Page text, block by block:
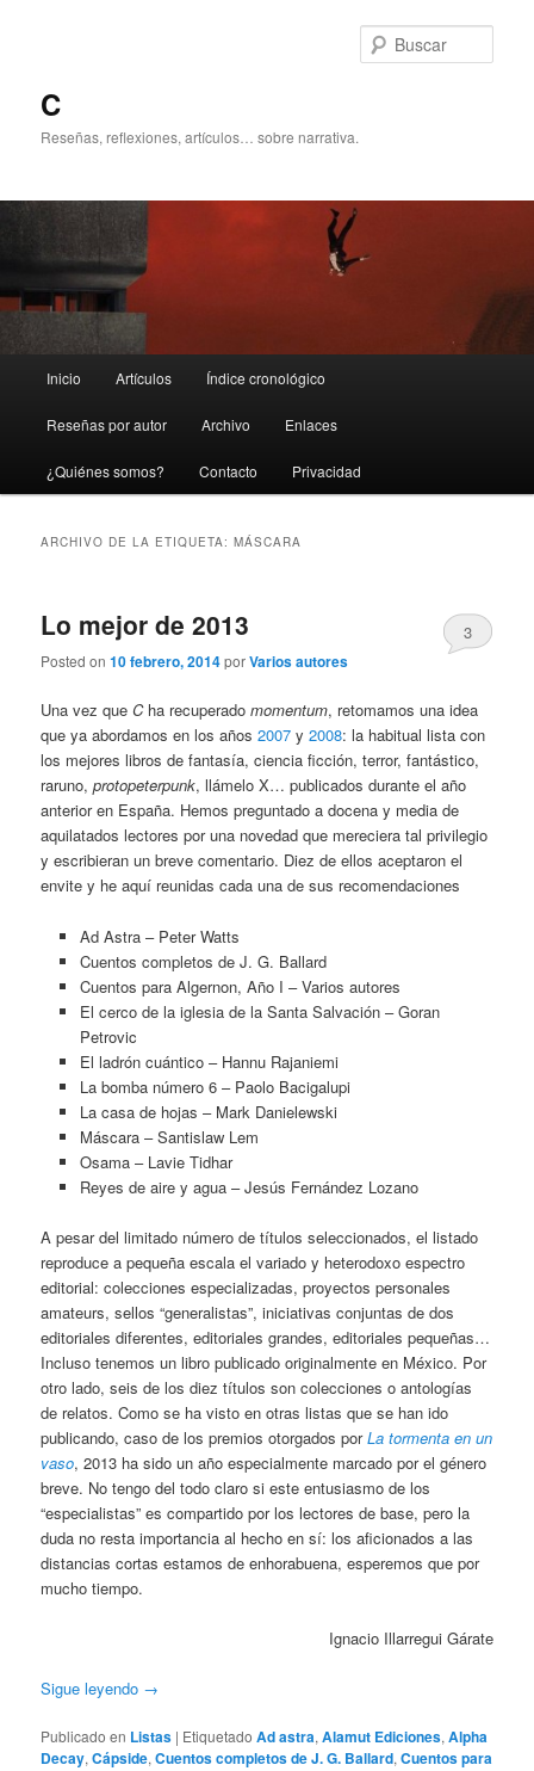
C
Reseñas, reflexiones, artículos… sobre narrativa.
principal
Inicio Artículos Índice cronológico
Reseñas por autor Archivo Enlaces
¿Quiénes somos? Contacto Privacidad
ARCHIVO DE LA ETIQUETA:MÁSCARA
Lo mejor de 2013
Posted on10 febrero, 2014porVarios autores
3
Una vez queCha recuperadomomentum, retomamos una idea
que ya abordamos en los años2007 y2008: la habitual lista con
los mejores libros de fantasía, ciencia ficción, terror, fantástico,
raruno,protopeterpunk, llámelo X… publicados durante el año
anterior en España. Hemos preguntado a docena y media de
aquilatados lectores por una novedad que mereciera tal privilegio
y escribieran un breve comentario. Diez de ellos aceptaron el
envite y he aquí reunidas cada una de sus recomendaciones
Ad Astra – Peter Watts
Cuentos completos de J. G. Ballard
Cuentos para Algernon, Año I – Varios autores
El cerco de la iglesia de la Santa Salvación – Goran
Petrovic
El ladrón cuántico – Hannu Rajaniemi
La bomba número 6 – Paolo Bacigalupi
La casa de hojas – Mark Danielewski
Máscara – Santislaw Lem
Osama – Lavie Tidhar
Reyes de aire y agua – Jesús Fernández Lozano
A pesar del limitado número de títulos seleccionados, el listado
reproduce a pequeña escala el variado y heterodoxo espectro
editorial: colecciones especializadas, proyectos personales
amateurs, sellos “generalistas”, iniciativas conjuntas de dos
editoriales diferentes, editoriales grandes, editoriales pequeñas…
Incluso tenemos un libro publicado originalmente en México. Por
otro lado, seis de los diez títulos son colecciones o antologías
de relatos. Como se ha visto en otras listas que se han ido
publicando, caso de los premios otorgados porLa tormenta en un
vaso, 2013 ha sido un año especialmente marcado por el género
breve. No tengo del todo claro si este entusiasmo de los
“especialistas” es compartido por los lectores de base, pero la
duda no resta importancia al hecho en sí: los aficionados a las
distancias cortas estamos de enhorabuena, esperemos que por
mucho tiempo.
Ignacio Illarregui Gárate
Sigue leyendo →
Publicado en Listas | Etiquetado Ad astra,Alamut Ediciones,Alpha
Decay,Cápside,Cuentos completos de J. G. Ballard,Cuentos para